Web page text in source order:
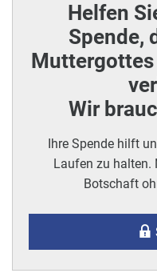
Helfen
Spende,
Wir
Ihre Spende hilft
Laufen zu halten.
Botschaft